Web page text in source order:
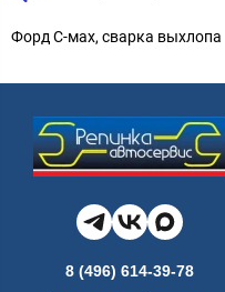
Форд С-мах, сварка выхлопа
8 (496) 614-39-78